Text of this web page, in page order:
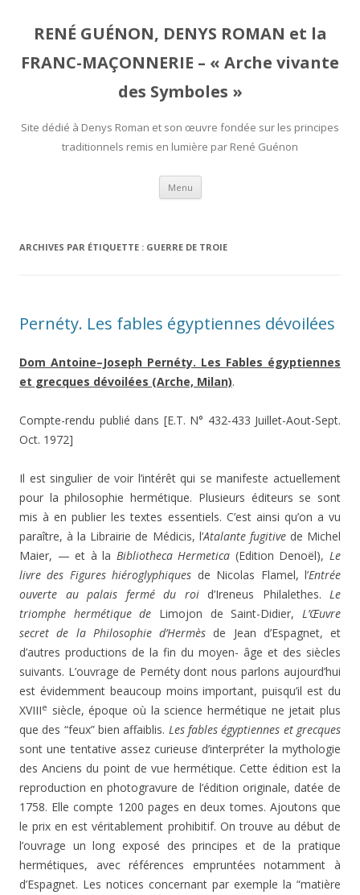
RENÉ GUÉNON, DENYS ROMAN et la
FRANC-MAÇONNERIE – « Arche vivante
des Symboles »
Site dédié à Denys Roman et son œuvre fondée sur les principes
traditionnels remis en lumière par René Guénon
Menu Aller
contenu
ARCHIVES PAR ÉTIQUETTE : GUERRE DE TROIE
Pernéty. Les fables égyptiennes dévoilées
Dom Antoine–Joseph Pernéty. Les Fables égyptiennes
et grecques dévoilées (Arche, Milan).
Compte-rendu publié dans [E.T. N° 432-433 Juillet-Aout-Sept.
Oct. 1972]
Il est singulier de voir l’intérêt qui se manifeste actuellement
pour la philosophie hermétique. Plusieurs éditeurs se sont
mis à en publier les textes essentiels. C’est ainsi qu’on a vu
paraître, à la Librairie de Médicis, l’Atalante fugitivede Michel
Maier, — et à la Bibliotheca Hermetica (Edition Denoël),Le
livre des Figures hiéroglyphiques de Nicolas Flamel, l’Entrée
ouverte au palais fermé du roid’Ireneus Philalethes. Le
triomphe hermétique de Limojon de Saint-Didier,L’Œuvre
secret de la Philosophie d’Hermès de Jean d’Espagnet, et
d’autres productions de la fin du moyen- âge et des siècles
suivants. L’ouvrage de Pernéty dont nous parlons aujourd’hui
est évidemment beaucoup moins important, puisqu’il est du
XVIIIe siècle, époque où la science hermétique ne jetait plus
que des “feux” bien affaiblis. Les fables égyptiennes et grecques
sont une tentative assez curieuse d’interpréter la mythologie
des Anciens du point de vue hermétique. Cette édition est la
reproduction en photogravure de l’édition originale, datée de
1758. Elle compte 1200 pages en deux tomes. Ajoutons que
le prix en est véritablement prohibitif. On trouve au début de
l’ouvrage un long exposé des principes et de la pratique
hermétiques, avec références empruntées notamment à
d’Espagnet. Les notices concernant par exemple la “matière